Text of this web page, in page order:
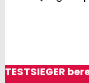
TESTSIEGER